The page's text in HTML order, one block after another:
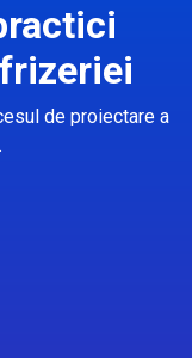
de proiectare a